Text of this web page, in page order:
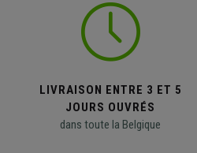
LIVRAISON ENTRE 3 ET 5
JOURS OUVRÉS
dans toute la Belgique